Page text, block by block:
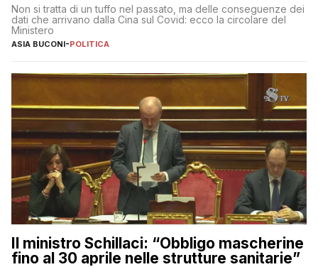
Non si tratta di un tuffo nel passato, ma delle conseguenze dei
dati che arrivano dalla Cina sul Covid: ecco la circolare del
Ministero
ASIA BUCONI-POLITICA
Il ministro Schillaci: “Obbligo mascherine
fino al 30 aprile nelle strutture sanitarie”